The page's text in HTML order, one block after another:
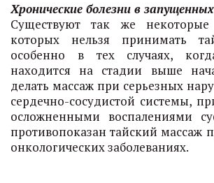
Хронические болезни в
Существуют так же
которых нельзя принимать
особенно в тех случаях,
находится на стадии выше
делать массаж при серьезных
сердечно-сосудистой системы,
осложненными воспалениями
противопоказан тайский массаж
онкологических заболеваниях.